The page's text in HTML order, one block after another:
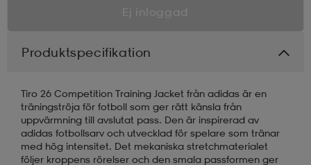
Ej inloggad
Produktspecifikation
Tiro 26 Competition Training Jacket från adidas är en
träningströja för fotboll som ger rätt känsla från
uppvärmning till avslutat pass. Den är inspirerad av
adidas fotbollsarv och utvecklad för spelare som tränar
med hög intensitet. Det mekaniska stretchmaterialet
följer kroppens rörelser och den smala passformen ger